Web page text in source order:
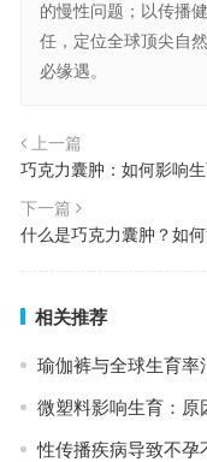
的慢性问题；以传播
任，定位全球顶尖自
必缘遇。
上一篇
巧克力囊肿：如何影响
下一篇
什么是巧克力囊肿？如何
相关推荐
瑜伽裤与全球生育率
微塑料影响生育：原
性传播疾病导致不孕